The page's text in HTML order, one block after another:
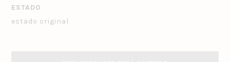
ESTADO
estado original